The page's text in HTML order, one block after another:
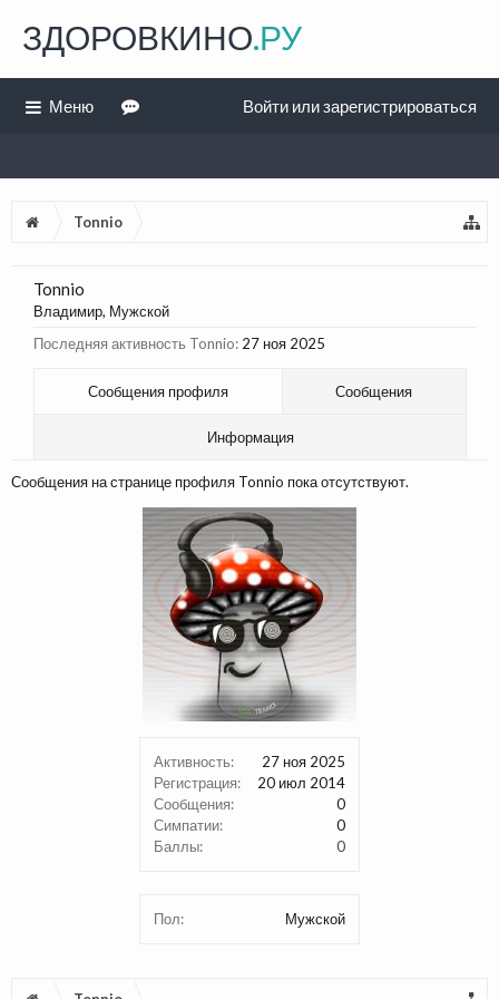
Tonnio
Активность:
27 ноя 2025
Регистрация:
20 июл 2014
Сообщения:
0
Симпатии:
0
Баллы:
0
Пол: Мужской
Tonnio
Владимир, Мужской
Последняя активность Tonnio: 27 ноя 2025
Сообщения профиля Сообщения
Информация
Сообщения на странице профиля Tonnio пока отсутствуют.
ЗДОРОВКИНО.РУ
Меню Войти или зарегистрироваться